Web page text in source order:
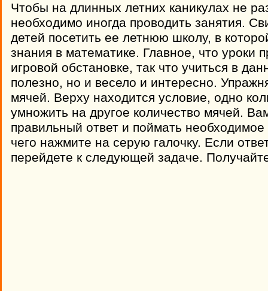
Чтобы на длинных летних каникулах не
необходимо иногда проводить занятия.
детей посетить ее летнюю школу, в
знания в математике. Главное, что уроки
игровой обстановке, так что учиться в
полезно, но и весело и интересно.
мячей. Верху находится условие, одно
умножить на другое количество мячей.
правильный ответ и поймать
чего нажмите на серую галочку. Если
перейдете к следующей задаче.